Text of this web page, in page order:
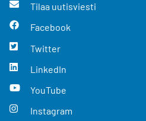
Tilaa uutisviesti
Facebook
Twitter
LinkedIn
YouTube
Instagram